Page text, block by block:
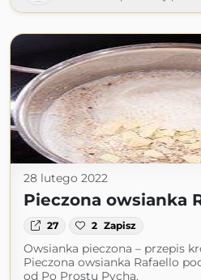
28 lutego 2022
Pieczona owsianka
27 2 Zapisz
Owsianka pieczona – przepis
Pieczona owsianka Rafaello
od Po Prostu Pycha.